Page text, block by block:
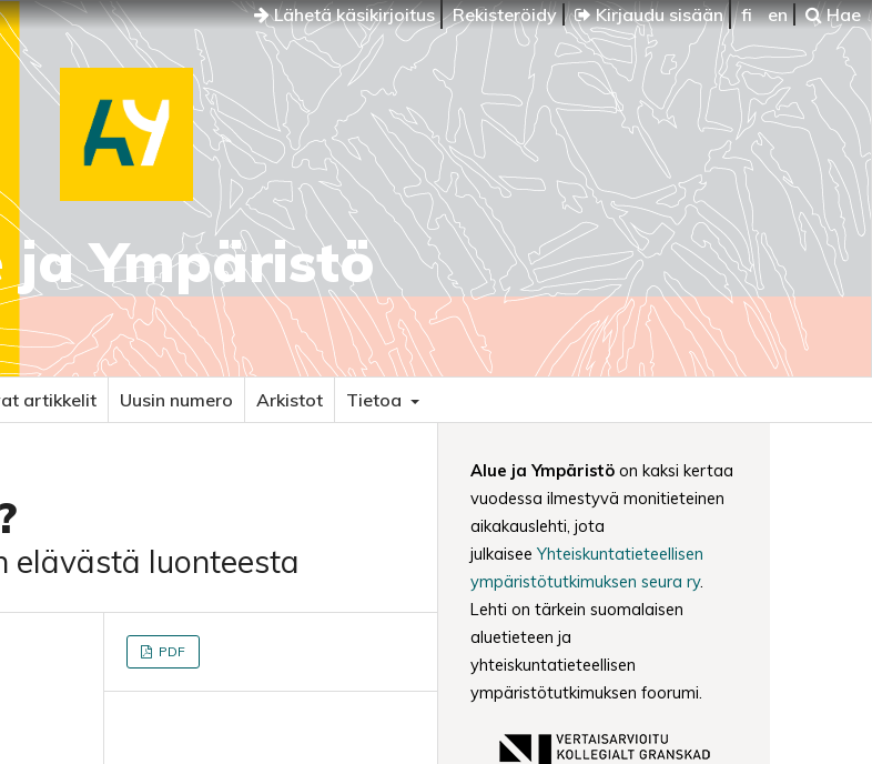
Lähetä käsikirjoitus Rekisteröidy Kirjaudu sisään fi en Hae
ja Ympäristö
artikkelit Uusin numero Arkistot Tietoa
elävästä luonteesta
PDF
Alue ja Ympäristö on kaksi kertaa
vuodessa ilmestyvä monitieteinen
aikakauslehti, jota
julkaisee Yhteiskuntatieteellisen
ympäristötutkimuksen seura ry.
Lehti on tärkein suomalaisen
aluetieteen ja
yhteiskuntatieteellisen
ympäristötutkimuksen foorumi.